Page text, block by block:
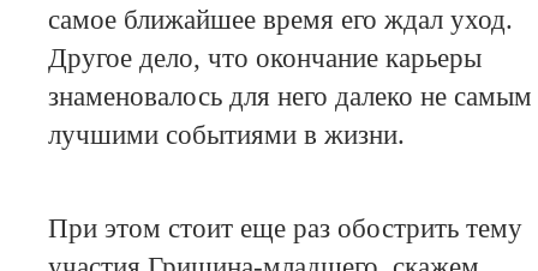
самое ближайшее время его ждал уход.
Другое дело, что окончание карьеры
знаменовалось для него далеко не самым
лучшими событиями в жизни.
При этом стоит еще раз обострить тему